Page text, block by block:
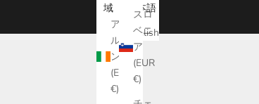
スロ
ベニ
ア
(EUR
€)
域
アイ
ルラ
ンド
(EUR
€)
日本語
English